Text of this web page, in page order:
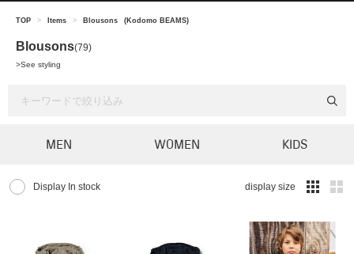
TOP > Items > Blousons (Kodomo BEAMS)
Blousons(79)
>See styling
MEN WOMEN KIDS
Display In stock display size